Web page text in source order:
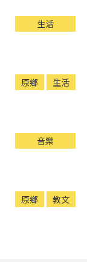
生活
原鄉 生活
音樂
原鄉 教文